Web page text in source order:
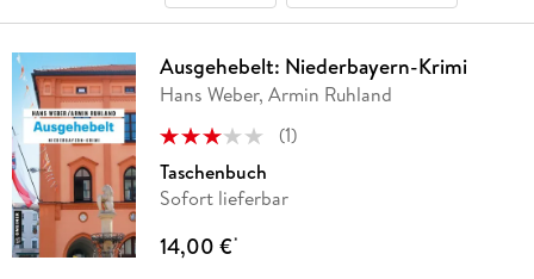
Ausgehebelt: Niederbayern-Krimi
Hans Weber, Armin Ruhland
(1)
Taschenbuch
Sofort lieferbar
14,00 €*